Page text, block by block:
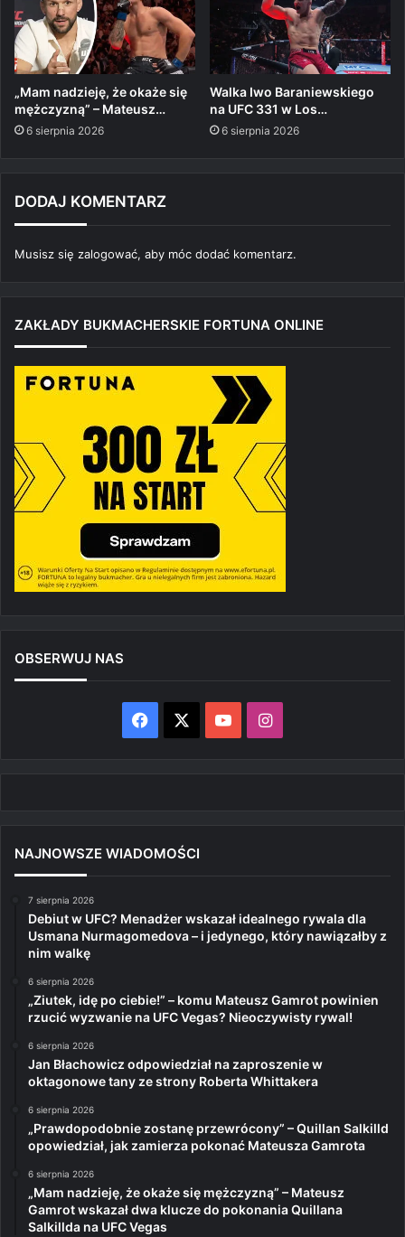
„Mam nadzieję, że okaże się
mężczyzną” – Mateusz…
6 sierpnia 2026
Walka Iwo Baraniewskiego
na UFC 331 w Los…
6 sierpnia 2026
DODAJ KOMENTARZ
Musisz się zalogować, aby móc dodać komentarz.
ZAKŁADY BUKMACHERSKIE FORTUNA ONLINE
OBSERWUJ NAS
Facebook YouTubeInstagram
NAJNOWSZE WIADOMOŚCI
7 sierpnia 2026
Debiut w UFC? Menadżer wskazał idealnego rywala dla
Usmana Nurmagomedova – i jedynego, który nawiązałby z
nim walkę
6 sierpnia 2026
„Ziutek, idę po ciebie!” – komu Mateusz Gamrot powinien
rzucić wyzwanie na UFC Vegas? Nieoczywisty rywal!
6 sierpnia 2026
Jan Błachowicz odpowiedział na zaproszenie w
oktagonowe tany ze strony Roberta Whittakera
6 sierpnia 2026
„Prawdopodobnie zostanę przewrócony” – Quillan Salkilld
opowiedział, jak zamierza pokonać Mateusza Gamrota
6 sierpnia 2026
„Mam nadzieję, że okaże się mężczyzną” – Mateusz
Gamrot wskazał dwa klucze do pokonania Quillana
Salkillda na UFC Vegas